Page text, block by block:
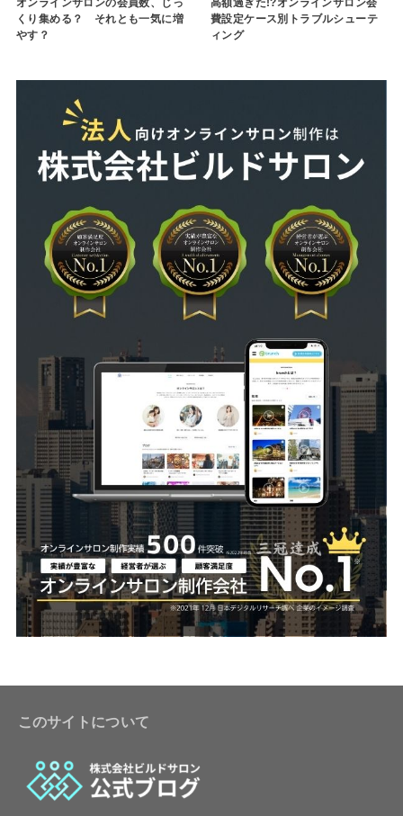
くり集める？ それとも一気に増
やす？
費設定ケース別トラブルシューテ
ィング
このサイトについて